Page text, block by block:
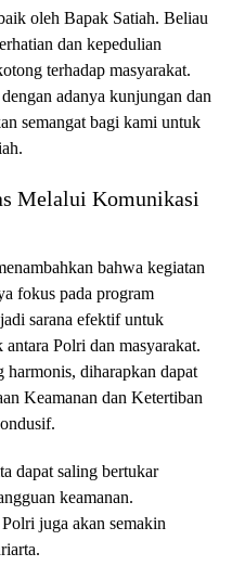
oleh Bapak Satiah. Beliau
dan kepedulian
terhadap masyarakat.
adanya kunjungan dan
semangat bagi kami untuk
Melalui Komunikasi
bahwa kegiatan
fokus pada program
sarana efektif untuk
Polri dan masyarakat.
diharapkan dapat
Keamanan dan Ketertiban
dapat saling bertukar
keamanan.
juga akan semakin